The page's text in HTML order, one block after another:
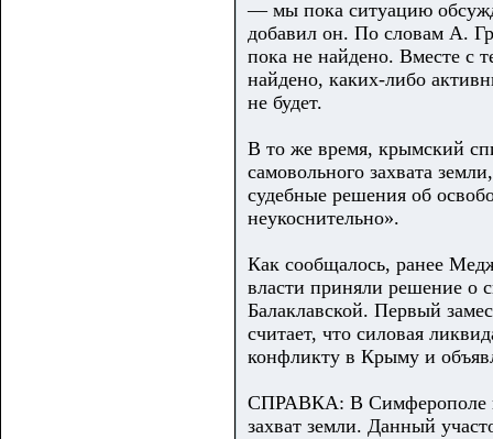
— мы пока ситуацию
добавил он. По словам А.
пока не найдено. Вместе с
найдено, каких-либо
не будет.
В то же время, крымский
самовольного захвата
судебные решения об
неукоснительно».
Как сообщалось, ранее
власти приняли решение о
Балаклавской. Первый
считает, что силовая
конфликту в Крыму и
СПРАВКА: В Симферополе
захват земли. Данный